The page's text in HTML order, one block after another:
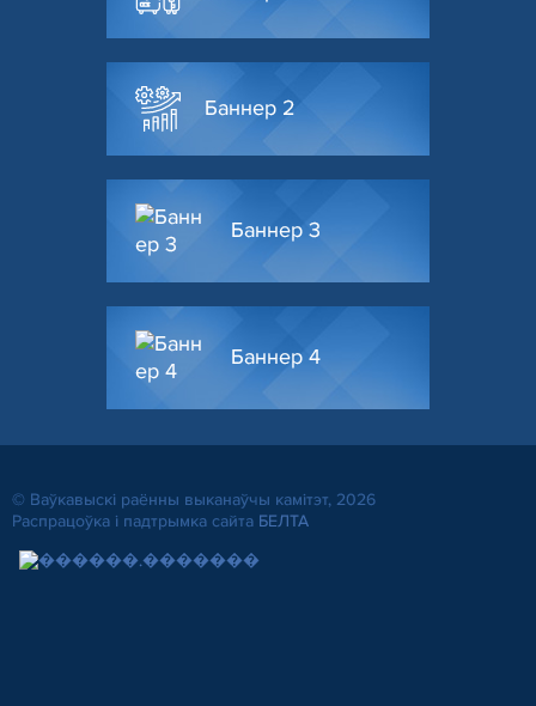
Баннер 2
Баннер 3
Баннер 4
© Ваўкавыскі раённы выканаўчы камітэт, 2026
Распрацоўка і падтрымка сайта БЕЛТА